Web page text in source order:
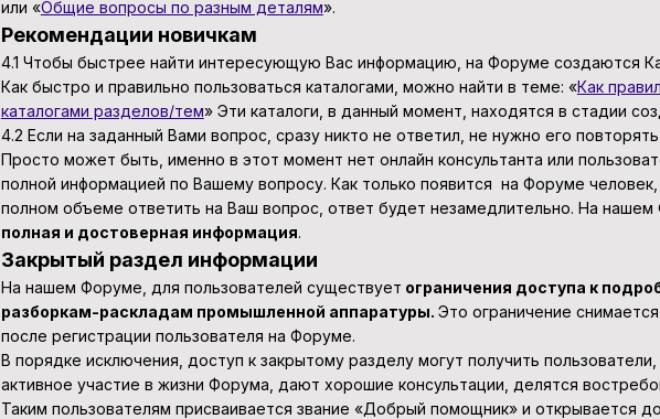
или «Общие вопросы по разным деталям».
Рекомендации новичкам
4.1 Чтобы быстрее найти интересующую Вас информацию, на Форуме создаются
Как быстро и правильно пользоваться каталогами, можно найти в теме: «Как
каталогами разделов/тем» Эти каталоги, в данный момент, находятся в стадии
4.2 Если на заданный Вами вопрос, сразу никто не ответил, не нужно его
Просто может быть, именно в этот момент нет онлайн консультанта или
полной информацией по Вашему вопросу. Как только появится на Форуме
полном объеме ответить на Ваш вопрос, ответ будет незамедлительно. На нашем
полная и достоверная информация.
Закрытый раздел информации
На нашем Форуме, для пользователей существует ограничения доступа к
разборкам-раскладам промышленной аппаратуры. Это ограничение снимается
после регистрации пользователя на Форуме.
В порядке исключения, доступ к закрытому разделу могут получить
активное участие в жизни Форума, дают хорошие консультации, делятся
Таким пользователям присваивается звание «Добрый помощник» и открывается